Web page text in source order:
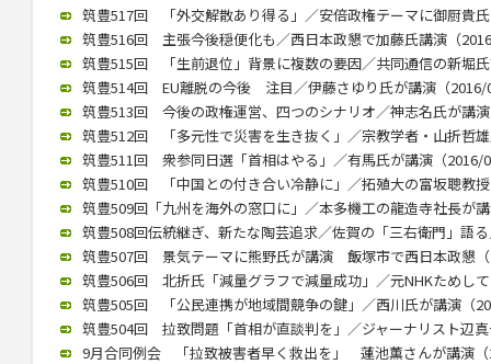
筑豊517回 「外交解散あり得る」／安倍政権テーマに御厨貴
筑豊516回 主張今後穏便化も／西日本政懇で加藤氏講演（
筑豊515回 「生前退位」背景に複数の要因／共同通信の新堀
筑豊514回 EU離脱の今後 注目／伊藤さゆり氏が講演（2016/
筑豊513回 今後の政権運営、四つのシナリオ／神志名氏が講
筑豊512回 「多元性で災害を生き抜く」／宗教学者・山折哲
筑豊511回 衆参同日選「首相はやる」／有馬氏が講演（2016/
筑豊510回 「中国との付き合い冷静に」／拓殖大の富坂聰教
筑豊509回「九州を海外の窓口に」／本多機工の龍造寺社長が
筑豊508回伝統継ぎ、新たな陶芸追求／佐賀の「三右衛門」語
筑豊507回 景気テーマに熊野氏が講演 飯塚市で西日本政懇
筑豊506回 北折氏「減量グラフで減量成功」／元NHKためし
筑豊505回 「公民連携が地域間競争の鍵」／西川氏が講演（
筑豊504回 拉致問題「首相が直談判を」／ジャーナリスト辺
9月合同例会 「拉致被害者早く救出を」 蓮池薫さんが講演